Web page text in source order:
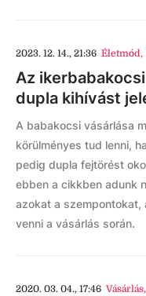
2023. 12. 14., 21:36 Életmód,
Az
dupla kihívást
A babakocsi vásárlása
körülményes tud lenni,
pedig dupla fejtörést
ebben a cikkben adunk
azokat a szempontokat,
venni a vásárlás során.
2020. 03. 04., 17:46 Vásárlás,